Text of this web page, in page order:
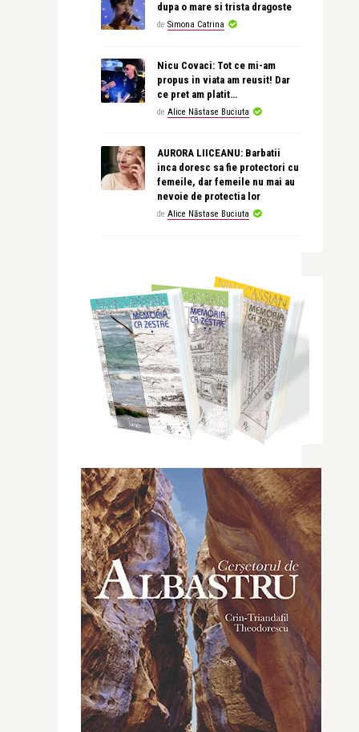
dupa o mare si trista dragoste
de Simona Catrina
Nicu Covaci: Tot ce mi-am
propus in viata am reusit! Dar
ce pret am platit…
de Alice Năstase Buciuta
AURORA LIICEANU: Barbatii
inca doresc sa fie protectori cu
femeile, dar femeile nu mai au
nevoie de protectia lor
de Alice Năstase Buciuta